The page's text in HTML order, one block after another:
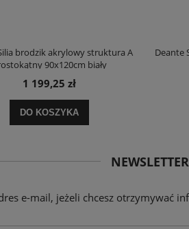
brodzik akrylowy struktura A
90x120cm biały
1 199,25 zł
DO KOSZYKA
Deante
NEWSLETTER
e-mail, jeżeli chcesz otrzymywać